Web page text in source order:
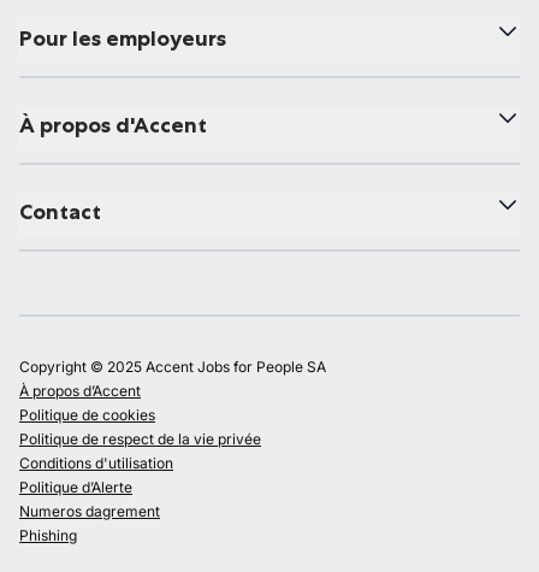
Pour les employeurs
À propos d'Accent
Contact
Copyright © 2025 Accent Jobs for People SA
À propos d’Accent
Politique de cookies
Politique de respect de la vie privée
Conditions d'utilisation
Politique d’Alerte
Numeros dagrement
Phishing